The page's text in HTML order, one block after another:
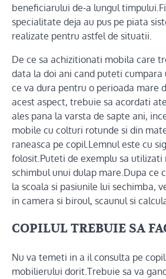
beneficiarului de-a lungul
specialitate deja au pus pe piata
realizate pentru astfel de situatii.
De ce sa achizitionati mobila care
data la doi ani cand puteti cumpara
ce va dura pentru o perioada mare
acest aspect, trebuie sa acordati
ales pana la varsta de sapte ani,
mobile cu colturi rotunde si din
raneasca pe copil.Lemnul este cu
folosit.Puteti de exemplu sa
schimbul unui dulap mare.Dupa ce
la scoala si pasiunile lui sechimba,
in camera si biroul, scaunul si
COPILUL TREBUIE SA
Nu va temeti in a il consulta pe
mobilierului dorit.Trebuie sa va